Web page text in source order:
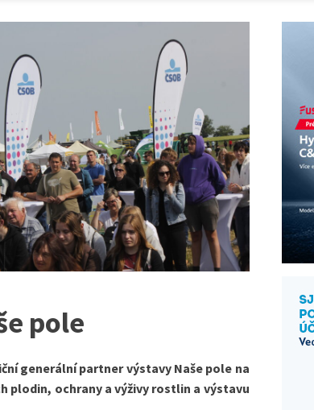
pole
generální partner výstavy Naše pole na
plodin, ochrany a výživy rostlin a výstavu